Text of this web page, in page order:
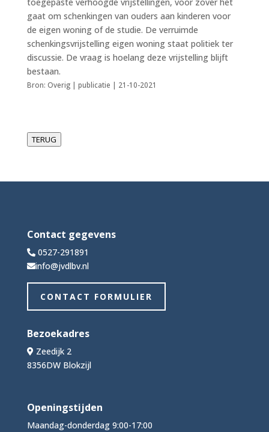
gaat om schenkingen van ouders aan kinderen voor
de eigen woning of de studie. De verruimde
schenkingsvrijstelling eigen woning staat politiek ter
discussie. De vraag is hoelang deze vrijstelling blijft
bestaan.
Bron: Overig | publicatie | 21-10-2021
TERUG
Contact gegevens
0527-291891
info@jvdlbv.nl
CONTACT FORMULIER
Bezoekadres
Zeedijk 2
8356DW Blokzijl
Openingstijden
Maandag-donderdag 9:00-17:00